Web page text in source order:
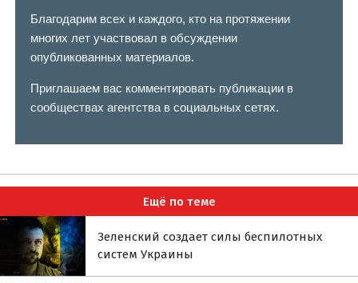
Благодарим всех и каждого, кто на протяжении
многих лет участвовал в обсуждении
опубликованных материалов.
Приглашаем вас комментировать публикации в
сообществах агентства в социальных сетях.
Ещё по теме
Зеленский создает силы беспилотных
систем Украины